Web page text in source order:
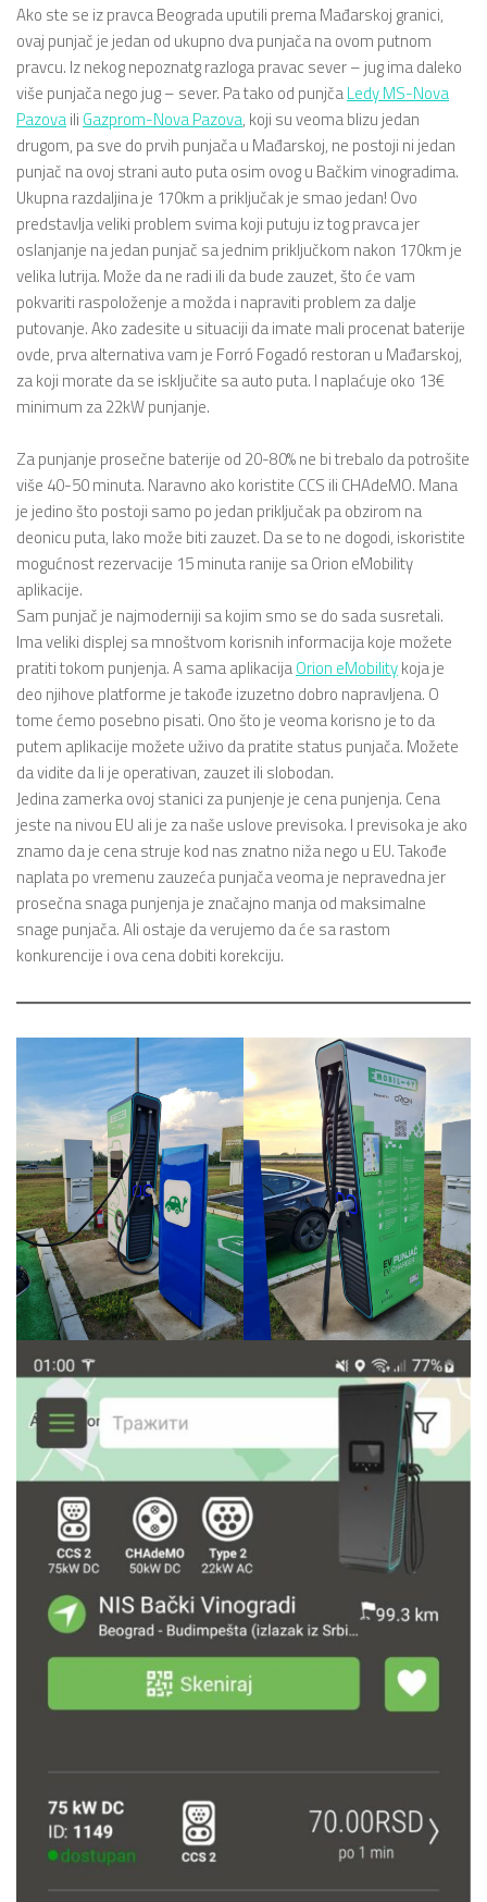
Ako ste se iz pravca Beograda uputili prema Mađarskoj granici,
ovaj punjač je jedan od ukupno dva punjača na ovom putnom
pravcu. Iz nekog nepoznatg razloga pravac sever – jug ima daleko
više punjača nego jug – sever. Pa tako od punjčaLedy MS-Nova
Pazovaili Gazprom-Nova Pazova, koji su veoma blizu jedan
drugom, pa sve do prvih punjača u Mađarskoj, ne postoji ni jedan
punjač na ovoj strani auto puta osim ovog u Bačkim vinogradima.
Ukupna razdaljina je 170km a priključak je smao jedan! Ovo
predstavlja veliki problem svima koji putuju iz tog pravca jer
oslanjanje na jedan punjač sa jednim priključkom nakon 170km je
velika lutrija. Može da ne radi ili da bude zauzet, što će vam
pokvariti raspoloženje a možda i napraviti problem za dalje
putovanje. Ako zadesite u situaciji da imate mali procenat baterije
ovde, prva alternativa vam je Forró Fogadó restoran u Mađarskoj,
za koji morate da se isključite sa auto puta. I naplaćuje oko 13€
minimum za 22kW punjanje.
Za punjanje prosečne baterije od 20-80% ne bi trebalo da potrošite
više 40-50 minuta. Naravno ako koristite CCS ili CHAdeMO. Mana
je jedino što postoji samo po jedan priključak pa obzirom na
deonicu puta, lako može biti zauzet. Da se to ne dogodi, iskoristite
mogućnost rezervacije 15 minuta ranije sa Orion eMobility
aplikacije.
Sam punjač je najmoderniji sa kojim smo se do sada susretali.
Ima veliki displej sa mnoštvom korisnih informacija koje možete
pratiti tokom punjenja. A sama aplikacijaOrion eMobilitykoja je
deo njihove platforme je takođe izuzetno dobro napravljena. O
tome ćemo posebno pisati. Ono što je veoma korisno je to da
putem aplikacije možete uživo da pratite status punjača. Možete
da vidite da li je operativan, zauzet ili slobodan.
Jedina zamerka ovoj stanici za punjenje je cena punjenja. Cena
jeste na nivou EU ali je za naše uslove previsoka. I previsoka je ako
znamo da je cena struje kod nas znatno niža nego u EU. Takođe
naplata po vremenu zauzeća punjača veoma je nepravedna jer
prosečna snaga punjenja je značajno manja od maksimalne
snage punjača. Ali ostaje da verujemo da će sa rastom
konkurencije i ova cena dobiti korekciju.